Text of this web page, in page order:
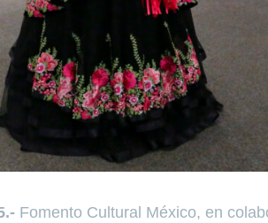
Fomento Cultural México, en